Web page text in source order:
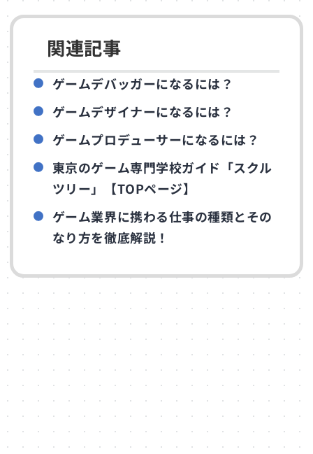
関連記事
ゲームデバッガーになるには？
ゲームデザイナーになるには？
ゲームプロデューサーになるには？
東京のゲーム専門学校ガイド「スクル
ツリー」【TOPページ】
ゲーム業界に携わる仕事の種類とその
なり方を徹底解説！